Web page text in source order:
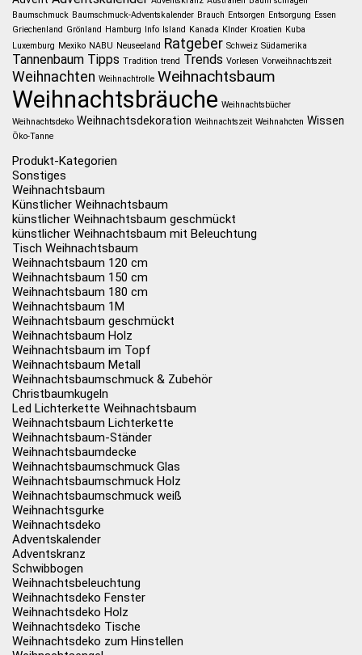
Baumschmuck Baumschmuck-Adventskalender Brauch Entsorgen Entsorgung Essen
Griechenland Grönland Hamburg Info Island Kanada KInder Kroatien Kuba
Luxemburg Mexiko NABU Neuseeland Ratgeber Schweiz Südamerika
Tannenbaum Tipps Tradition trend Trends Vorlesen Vorweihnachtszeit
Weihnachten Weihnachtrolle Weihnachtsbaum
Weihnachtsbräuche Weihnachtsbücher
Weihnachtsdeko Weihnachtsdekoration Weihnachtszeit Weihnahcten Wissen
Öko-Tanne
Produkt-Kategorien
Sonstiges
Weihnachtsbaum
Künstlicher Weihnachtsbaum
künstlicher Weihnachtsbaum geschmückt
künstlicher Weihnachtsbaum mit Beleuchtung
Tisch Weihnachtsbaum
Weihnachtsbaum 120 cm
Weihnachtsbaum 150 cm
Weihnachtsbaum 180 cm
Weihnachtsbaum 1M
Weihnachtsbaum geschmückt
Weihnachtsbaum Holz
Weihnachtsbaum im Topf
Weihnachtsbaum Metall
Weihnachtsbaumschmuck & Zubehör
Christbaumkugeln
Led Lichterkette Weihnachtsbaum
Weihnachtsbaum Lichterkette
Weihnachtsbaum-Ständer
Weihnachtsbaumdecke
Weihnachtsbaumschmuck Glas
Weihnachtsbaumschmuck Holz
Weihnachtsbaumschmuck weiß
Weihnachtsgurke
Weihnachtsdeko
Adventskalender
Adventskranz
Schwibbogen
Weihnachtsbeleuchtung
Weihnachtsdeko Fenster
Weihnachtsdeko Holz
Weihnachtsdeko Tische
Weihnachtsdeko zum Hinstellen